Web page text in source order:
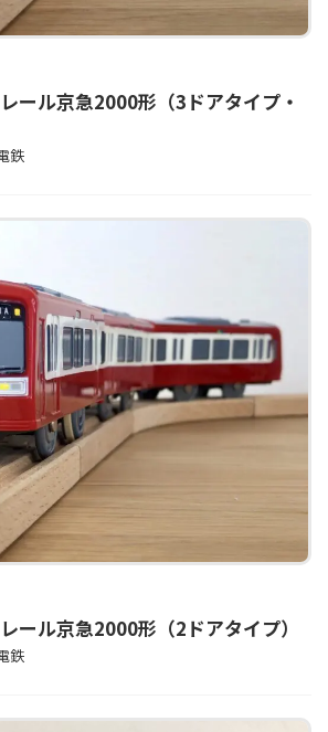
ール京急2000形（3ドアタイプ・
鉄
ール京急2000形（2ドアタイプ）
鉄